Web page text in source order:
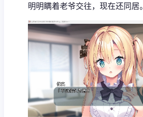
明明瞒着老爷交往，现在还同居。